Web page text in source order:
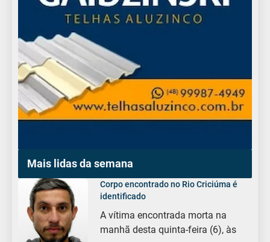
Mais lidas da semana
Corpo encontrado no Rio Criciúma é
identificado
A vítima encontrada morta na
manhã desta quinta-feira (6), às